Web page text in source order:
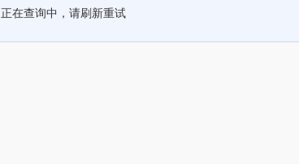
正在查询中，请刷新重试